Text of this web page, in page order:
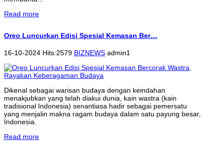
Read more
Oreo Luncurkan Edisi Spesial Kemasan Ber…
16-10-2024 Hits:2579 BIZNEWS admin1
Dikenal sebagai warisan budaya dengan keindahan
menakjubkan yang telah diakui dunia, kain wastra (kain
tradisional Indonesia) senantiasa hadir sebagai pemersatu
yang menjalin makna ragam budaya dalam satu payung besar,
Indonesia.
Read more